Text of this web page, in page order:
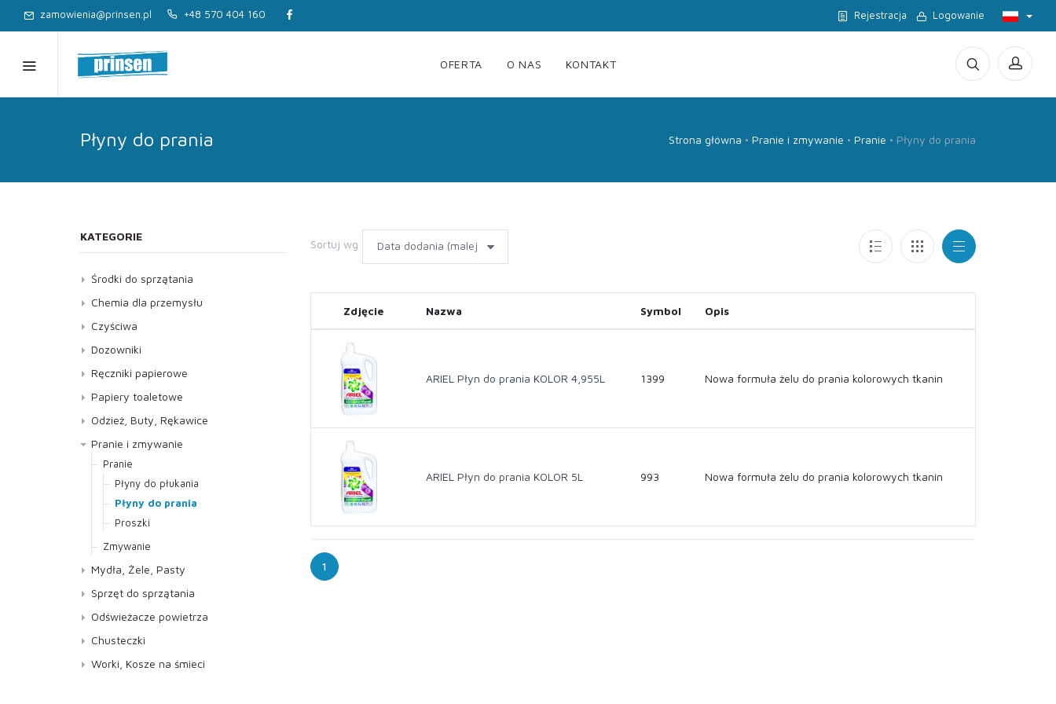
zamowienia@prinsen.pl +48 570 404 160 Rejestracja Logowanie
OFERTA O NAS KONTAKT
Płyny do prania Strona główna Pranie i zmywanie Pranie Płyny do prania
Sortuj wg
Zdjęcie Nazwa Symbol Opis
ARIEL Płyn do prania KOLOR 4,955L 1399 Nowa formuła żelu do prania kolorowych tkanin
ARIEL Płyn do prania KOLOR 5L 993 Nowa formuła żelu do prania kolorowych tkanin
1
KATEGORIE
Środki do sprzątania
Dezynfekcja
Kostka brukowa, Elewacja
Kuchnia
Lustra, Szyby
Meble
Podłogi
Specjalistyczne
WC i Sanitariaty
Chemia dla przemysłu
Czyściwa
Dozowniki
Ręczniki papierowe
Do dozowników AUTOCUT
Kuchenne
Składane ZZ
Papiery toaletowe
Jumbo
Standard
Odzież, Buty, Rękawice
Buty
Rękawice
Pranie i zmywanie
Pranie
Płyny do płukania
Płyny do prania
Proszki
Zmywanie
Mydła, Żele, Pasty
Mydła
Pasty
Żele
Sprzęt do sprzątania
Kije, Stelaże, Mopy
Miotełki do kurzu
Miotły,Ściągaczki do podłóg
Odświeżacze powietrza
Neutralizatory
Pod ciśnieniem
Chusteczki
Worki, Kosze na śmieci